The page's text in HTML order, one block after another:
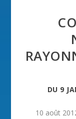
DU 9
10 août